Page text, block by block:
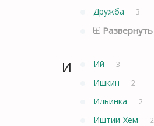
Дружба 3
Развернуть
И Ий 3
Ишкин 2
Ильинка 2
Иштии-Хем 2